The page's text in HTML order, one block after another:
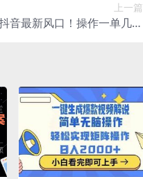
上一篇
音最新风口！操作一单几百